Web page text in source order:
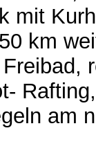
mit
km
am